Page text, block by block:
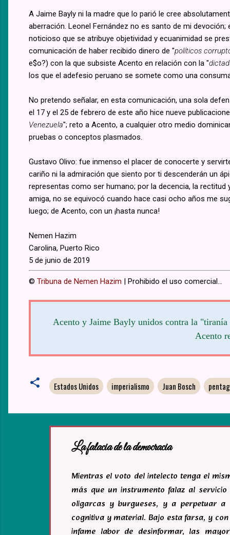
A Jaime Bayly ni la madre que lo parió le cree
aberración. Leonel Fernández no es santo de mi
noticioso que se atribuye objetividad y ecuanimidad se
comunicación de haber recibido dinero de "políticos
e$o?) con la que subsiste Acento en relación con la "
los que el adefesio peruano se somete como una
No pretendo señalar, en esta comunicación, una sola
el 17 y el 25 de febrero de este año hice nueve
Venezuela"; reto a Acento, a cualquier otro medio
pruebas o conceptos plasmados.
Gustavo Olivo: fue inmenso el placer de conocerte y
cariño ni la admiración que siento por ti descenderán un
representas como ser humano; por la decencia, la rectitud
amiga, no se equivocó cuando hace casi ocho años me
luego; de Acento, con un ¡hasta nunca!
Nemen Hazim
Carolina, Puerto Rico
5 de junio de 2019
© Tribuna de Nemen Hazim | Prohibido el uso comercial...
Acento y Jaime Bayly unidos contra la
Acento
Estados Unidos imperialismo Juan Bosch
La falacia de la democracia
Mientras el voto del intelecto tenga el
más que un instrumento falaz al
oligarcas y burgueses, y a perpetuar
cognitiva y material. Bajo esta farsa, y
infame labor de desinformar, las